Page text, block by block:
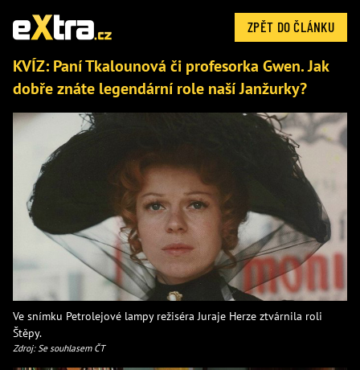
ZPĚT DO ČLÁNKU
KVÍZ: Paní Tkalounová či profesorka Gwen. Jak
dobře znáte legendární role naší Janžurky?
Ve snímku Petrolejové lampy režiséra Juraje Herze ztvárnila roli
Štěpy.
Zdroj: Se souhlasem ČT